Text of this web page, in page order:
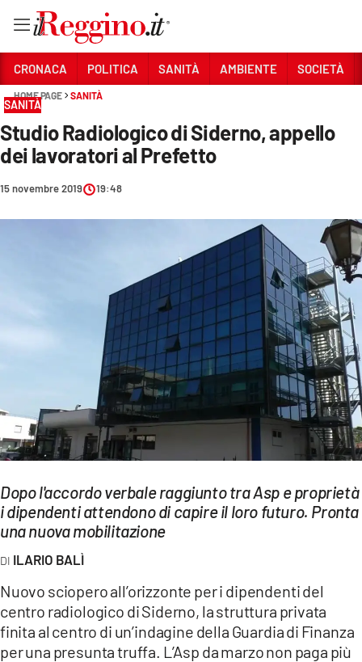
Sezioni
CRONACA
ECONOMIA E LAVORO
SPORT
Streaming
LAC TV
LAC NETWORK
LAC ONAIR
LaC
Network
LACPLAY.IT
CRONACA POLITICA SANITÀ AMBIENTE SOCIETÀ
HOME PAGE SANITÀ
SANITÀ
Studio Radiologico di Siderno, appello
dei lavoratori al Prefetto
15 novembre 2019 19:48
Dopo l'accordo verbale raggiunto tra Asp e proprietà
i dipendenti attendono di capire il loro futuro. Pronta
una nuova mobilitazione
ILARIO BALÌ
Nuovo sciopero all’orizzonte per i dipendenti del
centro radiologico di Siderno, la struttura privata
finita al centro di un’indagine della Guardia di Finanza
per una presunta truffa. L’Asp da marzo non paga più